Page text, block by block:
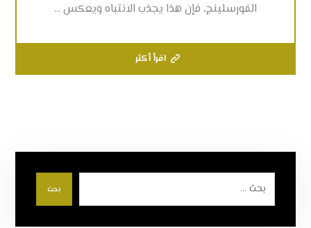
الفورسلينج، فإن هذا يجذب الانتباه ويعكس ...
اقرأ أكثر
بحث